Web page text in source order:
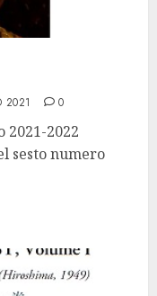
2021 0
2021-2022
sesto numero